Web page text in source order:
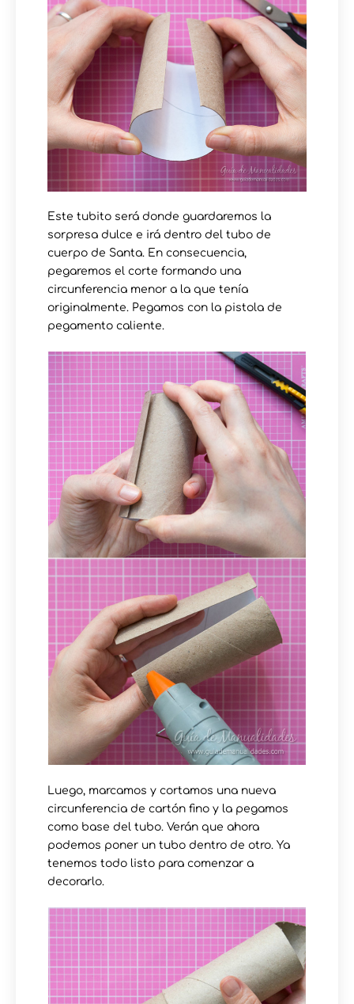
Este tubito será donde guardaremos la
sorpresa dulce e irá dentro del tubo de
cuerpo de Santa. En consecuencia,
pegaremos el corte formando una
circunferencia menor a la que tenía
originalmente. Pegamos con la pistola de
pegamento caliente.
Luego, marcamos y cortamos una nueva
circunferencia de cartón fino y la pegamos
como base del tubo. Verán que ahora
podemos poner un tubo dentro de otro. Ya
tenemos todo listo para comenzar a
decorarlo.